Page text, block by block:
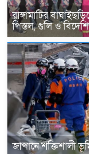
রাঙ্গামাটির
পিস্তল, গুলি ও
জাপানে শক্তিশালী